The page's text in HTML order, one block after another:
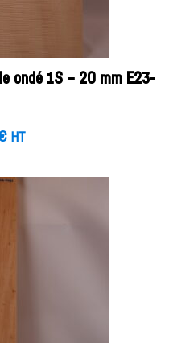
ondé 1S – 20 mm E23-
HT